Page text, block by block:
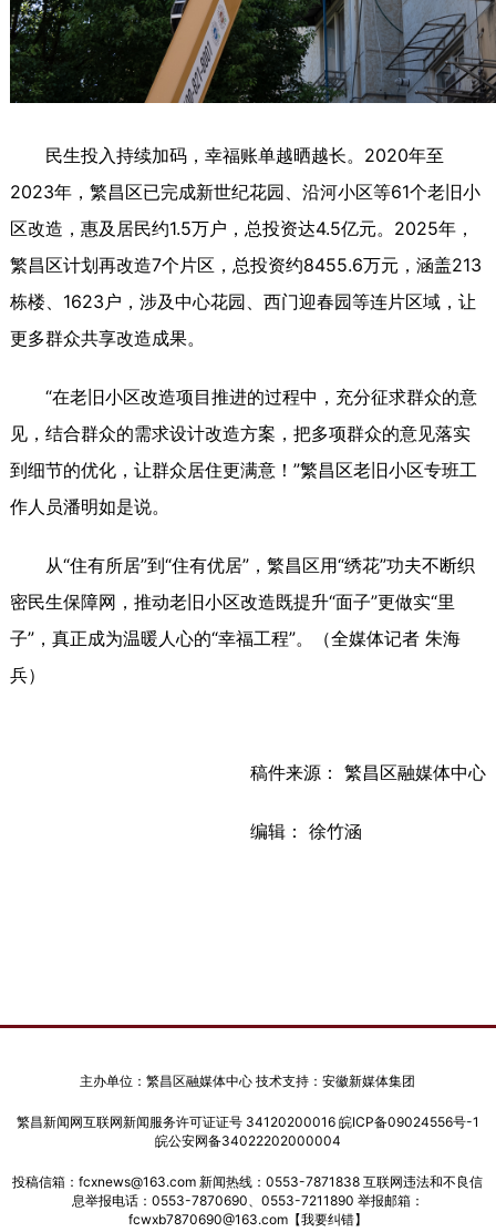
民生投入持续加码，幸福账单越晒越长。2020年至
2023年，繁昌区已完成新世纪花园、沿河小区等61个老旧小
区改造，惠及居民约1.5万户，总投资达4.5亿元。2025年，
繁昌区计划再改造7个片区，总投资约8455.6万元，涵盖213
栋楼、1623户，涉及中心花园、西门迎春园等连片区域，让
更多群众共享改造成果。
“在老旧小区改造项目推进的过程中，充分征求群众的意
见，结合群众的需求设计改造方案，把多项群众的意见落实
到细节的优化，让群众居住更满意！”繁昌区老旧小区专班工
作人员潘明如是说。
从“住有所居”到“住有优居”，繁昌区用“绣花”功夫不断织
密民生保障网，推动老旧小区改造既提升“面子”更做实“里
子”，真正成为温暖人心的“幸福工程”。（全媒体记者 朱海
兵）
稿件来源： 繁昌区融媒体中心
编辑： 徐竹涵
主办单位：繁昌区融媒体中心 技术支持：安徽新媒体集团
繁昌新闻网互联网新闻服务许可证证号 34120200016 皖ICP备09024556号-1
皖公安网备34022202000004
投稿信箱：fcxnews@163.com 新闻热线：0553-7871838 互联网违法和不良信
息举报电话：0553-7870690、0553-7211890 举报邮箱：
fcwxb7870690@163.com【我要纠错】